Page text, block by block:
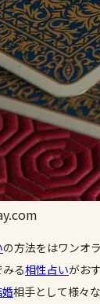
の方法をはワンオ
る相性占いがお
相手として様々